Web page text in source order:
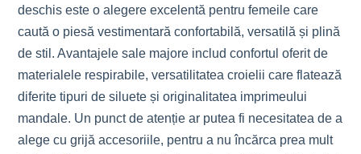
deschis este o alegere excelentă pentru femeile care
caută o piesă vestimentară confortabilă, versatilă și plină
de stil. Avantajele sale majore includ confortul oferit de
materialele respirabile, versatilitatea croielii care flatează
diferite tipuri de siluete și originalitatea imprimeului
mandale. Un punct de atenție ar putea fi necesitatea de a
alege cu grijă accesoriile, pentru a nu încărca prea mult